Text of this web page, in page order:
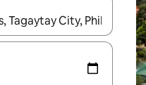
môžete si ich prechádzať